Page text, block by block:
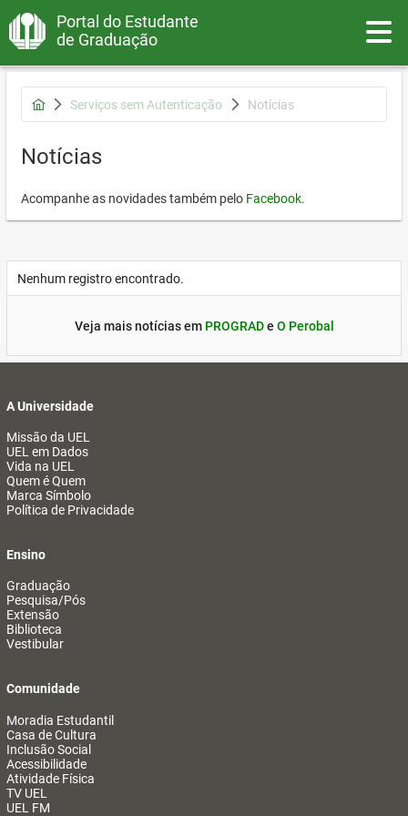
Portal do Estudante
de Graduação
Serviços sem Autenticação Notícias
Notícias
Acompanhe as novidades também pelo Facebook.
Nenhum registro encontrado.
Veja mais notícias em PROGRADe O Perobal
A Universidade
Missão da UEL
UEL em Dados
Vida na UEL
Quem é Quem
Marca Símbolo
Política de Privacidade
Ensino
Graduação
Pesquisa/Pós
Extensão
Biblioteca
Vestibular
Comunidade
Moradia Estudantil
Casa de Cultura
Inclusão Social
Acessibilidade
Atividade Física
TV UEL
UEL FM